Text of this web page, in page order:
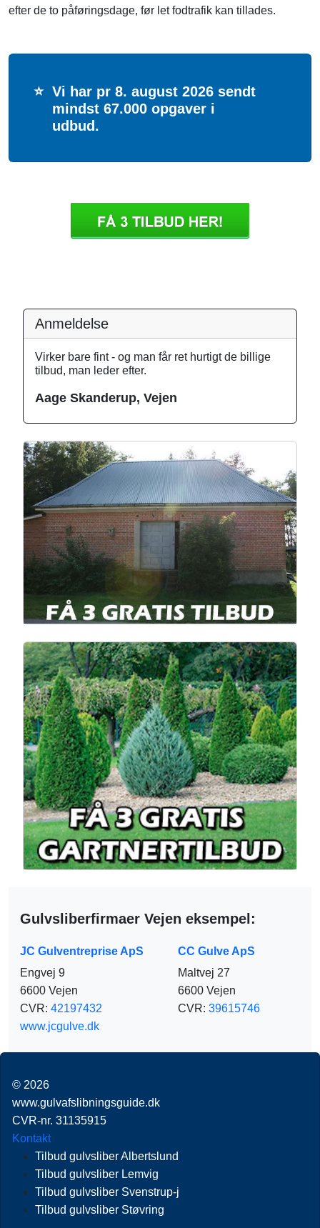
efter de to påføringsdage, før let fodtrafik kan tillades.
⭐ Vi har pr 8. august 2026 sendt
mindst 67.000 opgaver i
udbud.
Anmeldelse
Virker bare fint - og man får ret hurtigt de billige
tilbud, man leder efter.
Aage Skanderup, Vejen
Gulvsliberfirmaer Vejen eksempel:
JC Gulventreprise ApS
Engvej 9
6600 Vejen
CVR: 42197432
www.jcgulve.dk
CC Gulve ApS
Maltvej 27
6600 Vejen
CVR: 39615746
© 2026
www.gulvafslibningsguide.dk
CVR-nr. 31135915
Kontakt
Tilbud gulvsliber Albertslund
Tilbud gulvsliber Lemvig
Tilbud gulvsliber Svenstrup-j
Tilbud gulvsliber Støvring